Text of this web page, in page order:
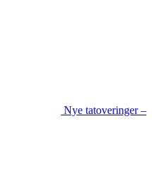
Nye tatoveringer –